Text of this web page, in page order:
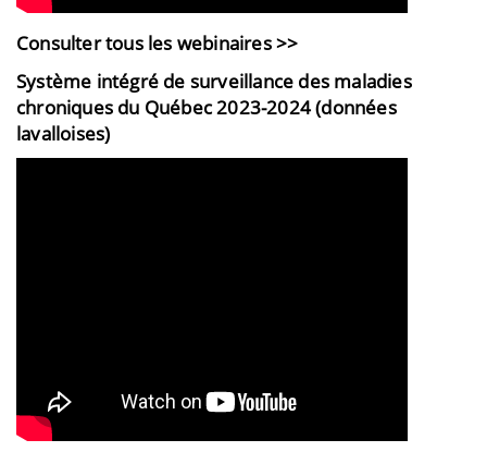
Consulter tous les webinaires >>
Système intégré de surveillance des maladies
chroniques du Québec 2023-2024 (données
lavalloises)